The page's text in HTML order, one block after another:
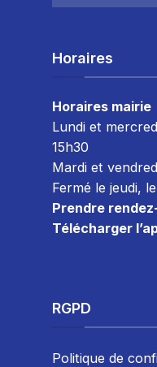
Horaires
Horaires mairie
Lundi et
15h30
Mardi et
Fermé le jeudi,
Prendre
Télécharger
RGPD
Politique de